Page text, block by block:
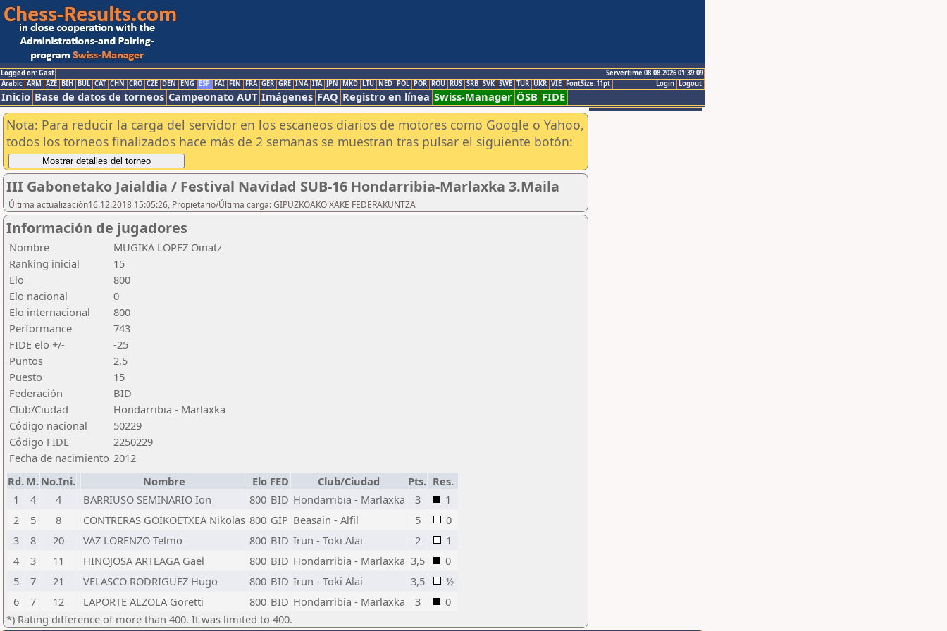
Logged on: Gast
Servertime 08.08.2026 01:39:09
Logout
Login
Arabic ARM AZE BIH BUL CAT CHN CRO CZE DEN ENG ESP FAI FIN FRA GER GRE INA ITA JPN MKD LTU NED POL POR ROU RUS SRB SVK SWE TUR UKR VIE FontSize:11pt
Inicio Base de datos de torneos Campeonato AUT Imágenes FAQ Registro en línea Swiss-Manager ÖSB FIDE
Nota: Para reducir la carga del servidor en los escaneos diarios de motores como Google o Yahoo,
todos los torneos finalizados hace más de 2 semanas se muestran tras pulsar el siguiente botón:
III Gabonetako Jaialdia / Festival Navidad SUB-16 Hondarribia-Marlaxka 3.Maila
Última actualización16.12.2018 15:05:26, Propietario/Última carga: GIPUZKOAKO XAKE FEDERAKUNTZA
Información de jugadores
Nombre
MUGIKA LOPEZ Oinatz
Ranking inicial
15
Elo
800
Elo nacional
0
Elo internacional
800
Performance
743
FIDE elo +/-
-25
Puntos
2,5
Puesto
15
Federación
BID
Club/Ciudad
Hondarribia - Marlaxka
Código nacional
50229
Código FIDE
2250229
Fecha de nacimiento 2012
Rd. M. No.Ini. Nombre Elo FED Club/Ciudad Pts. Res.
1
4 4 BARRIUSO SEMINARIO Ion 800 BID Hondarribia - Marlaxka 3
1
2
5 8 CONTRERAS GOIKOETXEA Nikolas 800 GIP Beasain - Alfil 5
0
3
8 20 VAZ LORENZO Telmo 800 BID Irun - Toki Alai 2
1
4
3 11 HINOJOSA ARTEAGA Gael 800 BID Hondarribia - Marlaxka 3,5
0
5
7 21 VELASCO RODRIGUEZ Hugo 800 BID Irun - Toki Alai 3,5
½
6
7 12 LAPORTE ALZOLA Goretti 800 BID Hondarribia - Marlaxka 3
0
*) Rating difference of more than 400. It was limited to 400.